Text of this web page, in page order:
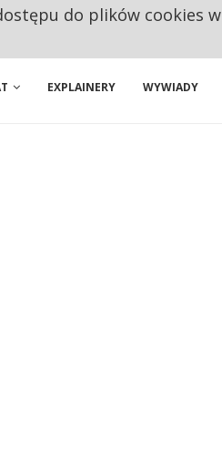
EXPLAINERY WYWIADY
do plików cookies w